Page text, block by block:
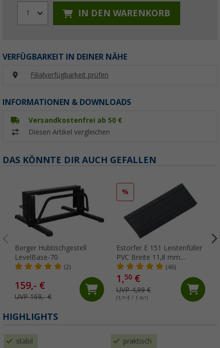
1 IN DEN WARENKORB
VERFÜGBARKEIT IN DEINER NÄHE
Filialverfügbarkeit prüfen
INFORMATIONEN & DOWNLOADS
Versandkostenfrei ab 50 €
Diesen Artikel vergleichen
DAS KÖNNTE DIR AUCH GEFALLEN
Berger Hubtischgestell
LevelBase-70
(2)
159,- €
UVP 169,- €
%
Estorfer E 151 Leistenfüller
PVC Breite 11,8 mm
Meterware schwarz
(46)
1,50€
UVP 4,99 €
(1,50€ / 1 m²)
HIGHLIGHTS
stabil praktisch